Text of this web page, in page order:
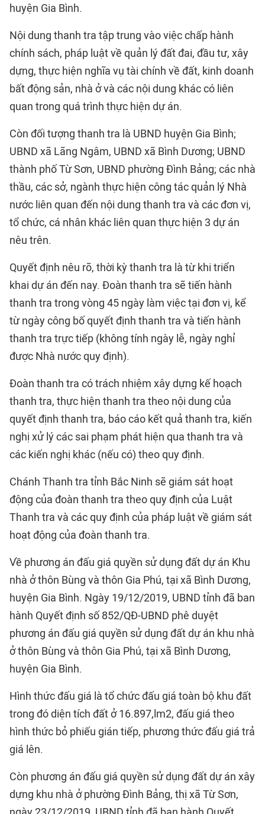
huyện Gia Bình.
Nội dung thanh tra tập trung vào việc chấp hành
chính sách, pháp luật về quản lý đất đai, đầu tư, xây
dựng, thực hiện nghĩa vụ tài chính về đất, kinh doanh
bất động sản, nhà ở và các nội dung khác có liên
quan trong quá trình thực hiện dự án.
Còn đối tượng thanh tra là UBND huyện Gia Bình;
UBND xã Lãng Ngâm, UBND xã Bình Dương; UBND
thành phố Từ Sơn, UBND phường Đình Bảng; các nhà
thầu, các sở, ngành thực hiện công tác quản lý Nhà
nước liên quan đến nội dung thanh tra và các đơn vị,
tổ chức, cá nhân khác liên quan thực hiện 3 dự án
nêu trên.
Quyết định nêu rõ, thời kỳ thanh tra là từ khi triển
khai dự án đến nay. Đoàn thanh tra sẽ tiến hành
thanh tra trong vòng 45 ngày làm việc tại đơn vị, kể
từ ngày công bố quyết định thanh tra và tiến hành
thanh tra trực tiếp (không tính ngày lễ, ngày nghỉ
được Nhà nước quy định).
Đoàn thanh tra có trách nhiệm xây dựng kế hoạch
thanh tra, thực hiện thanh tra theo nội dung của
quyết định thanh tra, báo cáo kết quả thanh tra, kiến
nghị xử lý các sai phạm phát hiện qua thanh tra và
các kiến nghị khác (nếu có) theo quy định.
Chánh Thanh tra tỉnh Bắc Ninh sẽ giám sát hoạt
động của đoàn thanh tra theo quy định của Luật
Thanh tra và các quy định của pháp luật về giám sát
hoạt động của đoàn thanh tra.
Về phương án đấu giá quyền sử dụng đất dự án Khu
nhà ở thôn Bùng và thôn Gia Phú, tại xã Bình Dương,
huyện Gia Bình. Ngày 19/12/2019, UBND tỉnh đã ban
hành Quyết định số 852/QĐ-UBND phê duyệt
phương án đấu giá quyền sử dụng đất dự án khu nhà
ở thôn Bùng và thôn Gia Phú, tại xã Bình Dương,
huyện Gia Bình.
Hình thức đấu giá là tổ chức đấu giá toàn bộ khu đất
trong đó diện tích đất ở 16.897,lm2, đấu giá theo
hình thức bỏ phiếu gián tiếp, phương thức đấu giá trả
giá lên.
Còn phương án đấu giá quyền sử dụng đất dự án xây
dựng khu nhà ở phường Đình Bảng, thị xã Từ Sơn,